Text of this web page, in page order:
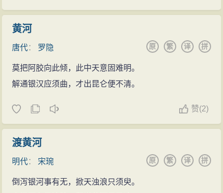
黄河
唐代： 罗隐 拼
译
繁
原
莫把阿胶向此倾，此中天意固难明。
解通银汉应须曲，才出昆仑便不清。
赞(2)
渡黄河
明代： 宋琬 拼
译
繁
原
倒泻银河事有无，掀天浊浪只须臾。